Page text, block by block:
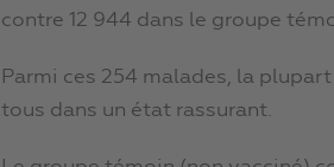
contre 12 944 dans le groupe
Parmi ces 254 malades, la
tous dans un état rassurant.